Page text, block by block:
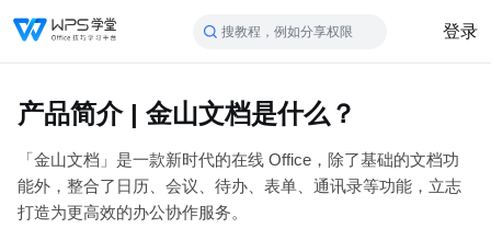
搜教程，例如分享权限 登录
​产品简介 | 金山文档是什么？
「金山文档」是一款新时代的在线 Office，除了基础的文档功
能外，整合了日历、会议、待办、表单、通讯录等功能，立志
打造为更高效的办公协作服务。